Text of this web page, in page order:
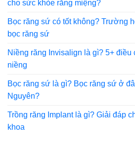
cho sức khỏe răng miệng?
Bọc răng sứ có tốt không? Trường
bọc răng sứ
Niềng răng Invisalign là gì? 5+ điều
niềng
Bọc răng sứ là gì? Bọc răng sứ ở
Nguyên?
Trồng răng Implant là gì? Giải đáp
khoa